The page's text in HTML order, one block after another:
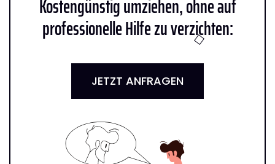
Kostengünstig umziehen, ohne auf
professionelle Hilfe zu verzichten:
JETZT ANFRAGEN